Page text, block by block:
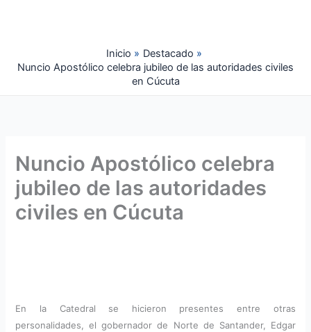
Inicio
Destacado
Nuncio Apostólico celebra jubileo de las autoridades civiles
en Cúcuta
Nuncio Apostólico celebra
jubileo de las autoridades
civiles en Cúcuta
En la Catedral se hicieron presentes entre otras
personalidades, el gobernador de Norte de Santander, Edgar